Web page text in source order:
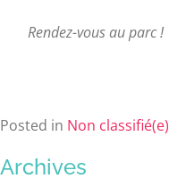
Rendez-vous au parc !
Posted in Non classifié(e)
Archives